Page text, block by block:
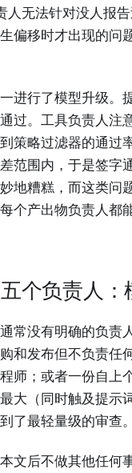
人无法针对没人报
偏移时才出现的问
进行了模型升级。
过。工具负责人注
策略过滤器的通过
范围内，于是签字
地糟糕，而这类问
个产出物负责人都
个负责人：
常没有明确的负责
和发布但不负责任
师；或者一份自上
大（同时触及提示
了最轻量级的审查。
文后不做其他任何